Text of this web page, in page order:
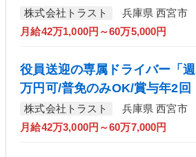
株式会社トラスト
兵庫県 西宮市
月給42万1,000円～60万5,000円
役員送迎の専属ドライバー「
万円可/普免のみOK/賞与年2回
株式会社トラスト
兵庫県 西宮市
月給42万3,000円～60万7,000円